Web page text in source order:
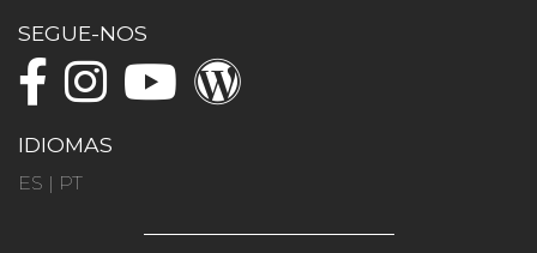
SEGUE-NOS
IDIOMAS
ES | PT